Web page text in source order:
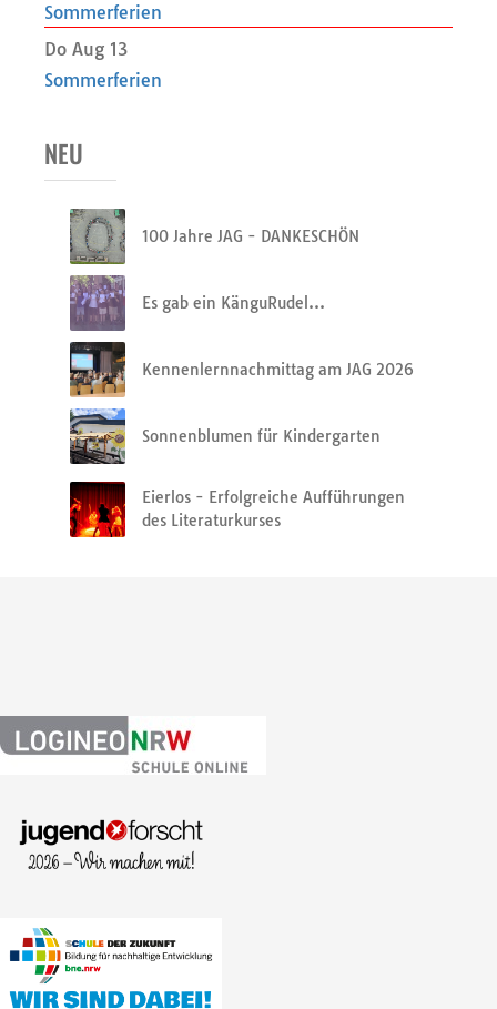
Sommerferien
Do Aug 13
Sommerferien
NEU
100 Jahre JAG - DANKESCHÖN
Es gab ein KänguRudel…
Kennenlernnachmittag am JAG 2026
Sonnenblumen für Kindergarten
Eierlos - Erfolgreiche Aufführungen
des Literaturkurses